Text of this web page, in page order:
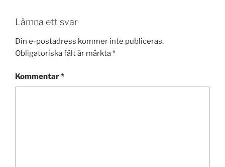
Lämna ett svar
Din e-postadress kommer inte publiceras.
Obligatoriska fält är märkta*
Kommentar*